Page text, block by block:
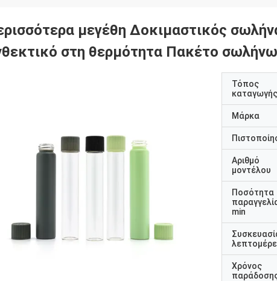
μεγέθη Δοκιμαστικός
στη θερμότητα Πακέτο
Τόπος
καταγωγής
Μάρκα
Αριθμό
μοντέλου
Ποσότητα
min
Χρόνος